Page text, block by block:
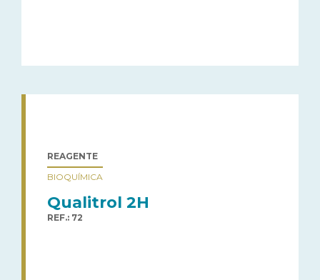
REAGENTE
BIOQUÍMICA
Qualitrol 2H
REF.: 72